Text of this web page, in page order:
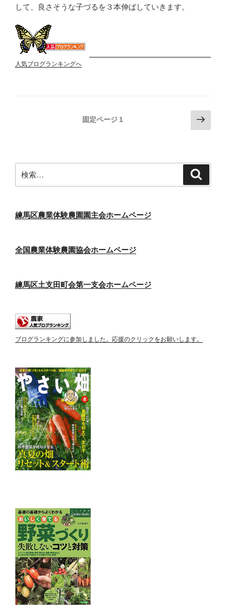
して、良さそうな子づるを３本伸ばしていきます。
人気ブログランキングへ
ー
ジ
り
固定ページ 1
次
の
ジ
索:
練馬区農業体験農園園主会ホームページ
全国農業体験農園協会ホームページ
練馬区土支田町会第一支会ホームページ
ブログランキングに参加しました。応援のクリックをお願いします。